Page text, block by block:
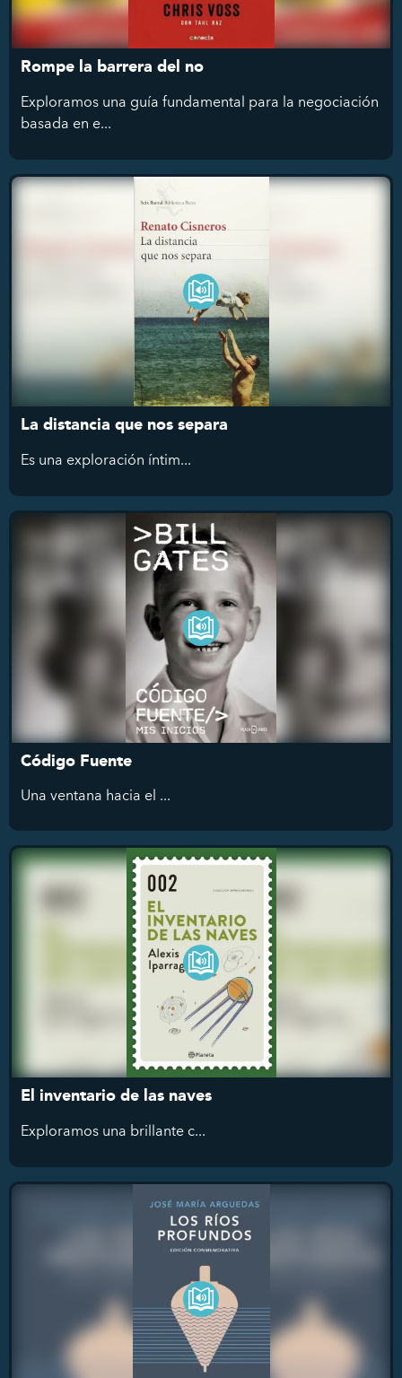
Rompe la barrera del no
Exploramos una guía fundamental para la negociación
basada en e...
La distancia que nos separa
Esuna exploración íntim...
Código Fuente
Una ventana hacia el ...
El inventario de las naves
Exploramosuna brillante c...